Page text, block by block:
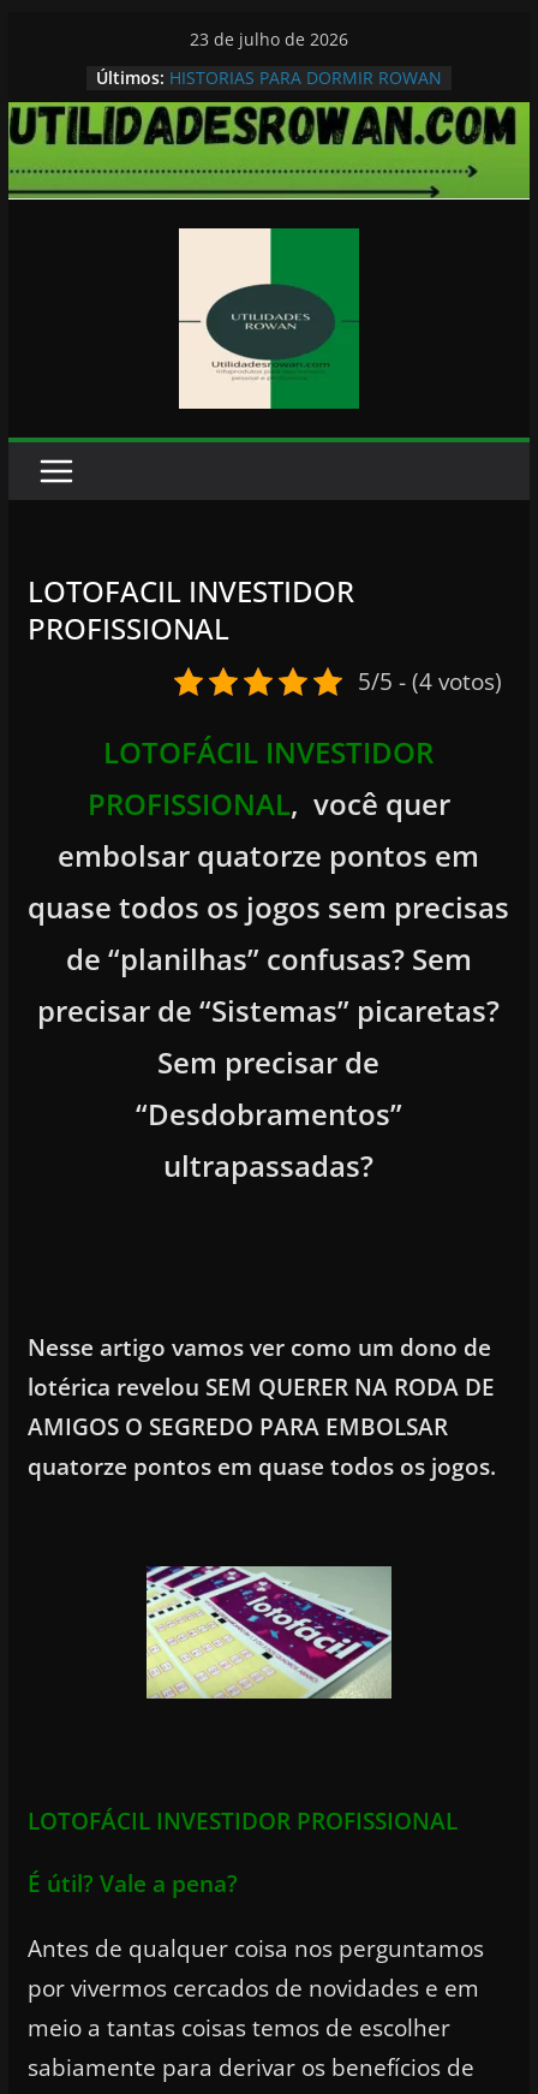
conteúdo
23 de julho de 2026
Últimos: HISTORIAS PARA DORMIR ROWAN
LOTOFACIL INVESTIDOR
PROFISSIONAL
5/5 - (4 votos)
LOTOFÁCIL INVESTIDOR
PROFISSIONAL, você quer
embolsar quatorze pontos em
quase todos os jogos sem precisas
de “planilhas” confusas? Sem
precisar de “Sistemas” picaretas?
Sem precisar de
“Desdobramentos”
ultrapassadas?
Nesse artigo vamos ver como um dono de
lotérica revelou SEM QUERER NA RODA DE
AMIGOS O SEGREDO PARA EMBOLSAR
quatorze pontos em quase todos os jogos.
LOTOFÁCIL INVESTIDOR PROFISSIONAL
É útil? Vale a pena?
Antes de qualquer coisa nos perguntamos
por vivermos cercados de novidades e em
meio a tantas coisas temos de escolher
sabiamente para derivar os benefícios de